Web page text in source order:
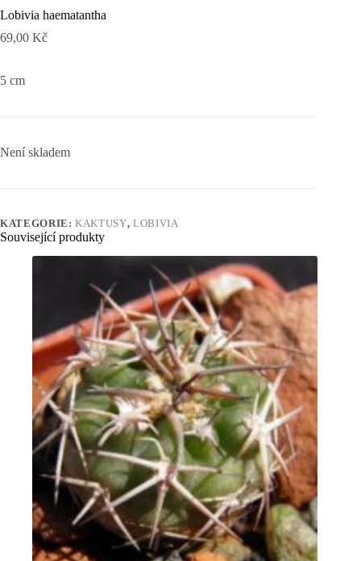
Lobivia haematantha
69,00 Kč
5 cm
Není skladem
KATEGORIE:KAKTUSY,LOBIVIA
Související produkty